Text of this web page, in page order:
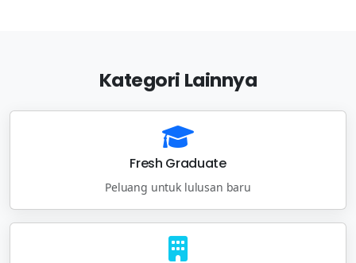
Kategori Lainnya
Fresh Graduate
Peluang untuk lulusan baru